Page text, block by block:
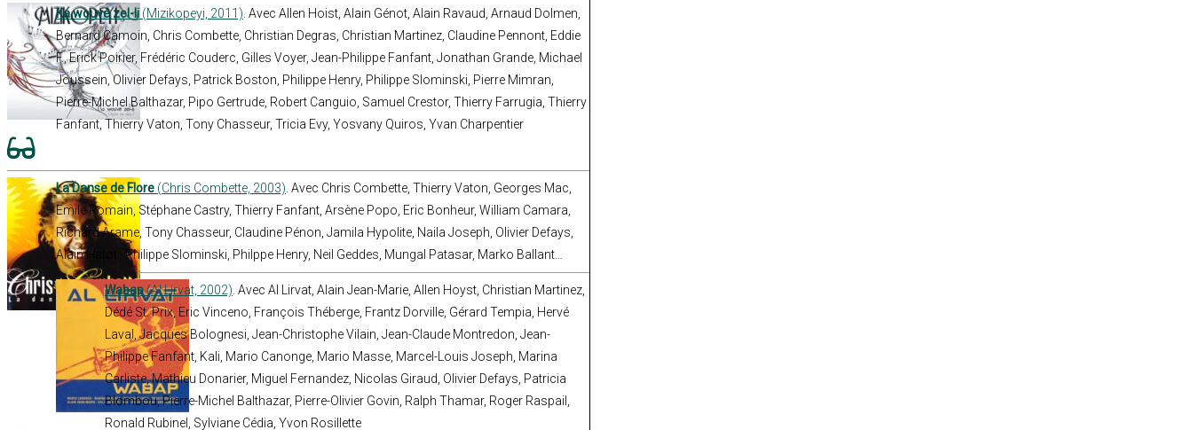
Ka wouvè zel-li (Mizikopeyi, 2011) . Avec Allen Hoist, Alain Génot, Alain Ravaud, Arnaud Dolmen,
Bernard Camoin, Chris Combette, Christian Degras, Christian Martinez, Claudine Pennont, Eddie
F., Erick Poirier, Frédéric Couderc, Gilles Voyer, Jean-Philippe Fanfant, Jonathan Grande, Michael
Joussein, Olivier Defays, Patrick Boston, Philippe Henry, Philippe Slominski, Pierre Mimran,
Pierre-Michel Balthazar, Pipo Gertrude, Robert Canguio, Samuel Crestor, Thierry Farrugia, Thierry
Fanfant, Thierry Vaton, Tony Chasseur, Tricia Evy, Yosvany Quiros, Yvan Charpentier
La Danse de Flore (Chris Combette, 2003) . Avec Chris Combette, Thierry Vaton, Georges Mac,
Emile Romain, Stéphane Castry, Thierry Fanfant, Arsène Popo, Eric Bonheur, William Camara,
Richard Arame, Tony Chasseur, Claudine Pénon, Jamila Hypolite, Naila Joseph, Olivier Defays,
Alain Hatot , Philippe Slominski, Philppe Henry, Neil Geddes, Mungal Patasar, Marko Ballant…
Wabap(Al Lirvat, 2002) . Avec Al Lirvat, Alain Jean-Marie, Allen Hoyst, Christian Martinez,
Dédé St. Prix, Eric Vinceno, François Théberge, Frantz Dorville, Gérard Tempia, Hervé
Laval, Jacques Bolognesi, Jean-Christophe Vilain, Jean-Claude Montredon, Jean-
Philippe Fanfant, Kali, Mario Canonge, Mario Masse, Marcel-Louis Joseph, Marina
Carliste, Mathieu Donarier, Miguel Fernandez, Nicolas Giraud, Olivier Defays, Patricia
Blombou, Pierre-Michel Balthazar, Pierre-Olivier Govin, Ralph Thamar, Roger Raspail,
Ronald Rubinel, Sylviane Cédia, Yvon Rosillette